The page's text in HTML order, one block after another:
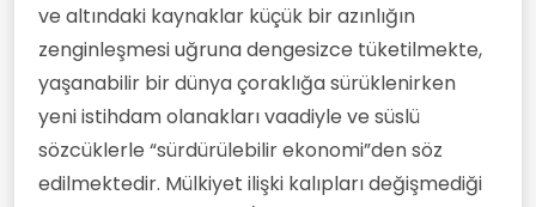
ve altındaki kaynaklar küçük bir azınlığın
zenginleşmesi uğruna dengesizce tüketilmekte,
yaşanabilir bir dünya çoraklığa sürüklenirken
yeni istihdam olanakları vaadiyle ve süslü
sözcüklerle “sürdürülebilir ekonomi”den söz
edilmektedir. Mülkiyet ilişki kalıpları değişmediği